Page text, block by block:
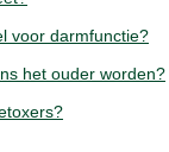
voor darmfunctie?
het ouder worden?